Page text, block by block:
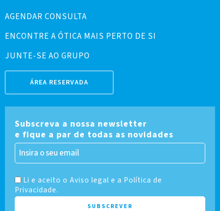
AGENDAR CONSULTA
ENCONTRE A ÓTICA MAIS PERTO DE SI
JUNTE-SE AO GRUPO
ÁREA RESERVADA
Subscreva a nossa newsletter
e fique a par de todas as novidades
Li e aceito o Aviso legal e a Política de
Privacidade.